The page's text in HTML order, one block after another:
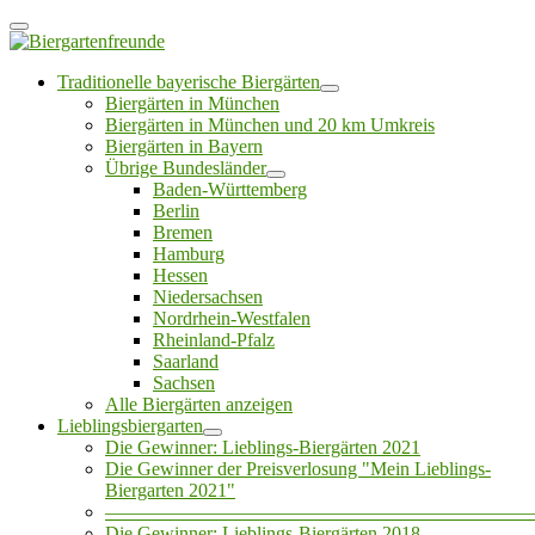
Traditionelle bayerische Biergärten
Biergärten in München
Biergärten in München und 20 km Umkreis
Biergärten in Bayern
Übrige Bundesländer
Baden-Württemberg
Berlin
Bremen
Hamburg
Hessen
Niedersachsen
Nordrhein-Westfalen
Rheinland-Pfalz
Saarland
Sachsen
Alle Biergärten anzeigen
Lieblingsbiergarten
Die Gewinner: Lieblings-Biergärten 2021
Die Gewinner der Preisverlosung "Mein Lieblings-
Biergarten 2021"